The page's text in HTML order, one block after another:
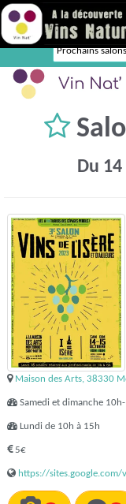
Prochains salons
Du
Maison des Arts, 38330
Samedi et dimanche
Lundi de 10h à 15h
5€
https://sites.google.com/